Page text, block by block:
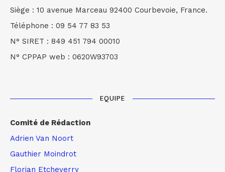
Siège : 10 avenue Marceau 92400 Courbevoie, France.
Téléphone : 09 54 77 83 53
N° SIRET : 849 451 794 00010
N° CPPAP web : 0620W93703
EQUIPE
Comité de Rédaction
Adrien Van Noort
Gauthier Moindrot
Florian Etcheverry